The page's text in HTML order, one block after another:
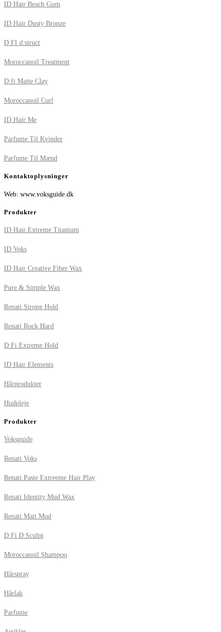
ID Hair Beach Gum
ID Hair Dusty Bronze
D:FI d:struct
Moroccanoil Treatment
D:fi Matte Clay
Moroccanoil Curl
ID Hair Me
Parfume Til Kvinder
Parfume Til Mænd
Kontaktoplysninger
Web: www.voksguide.dk
Produkter
ID Hair Extreme Titanium
ID Voks
ID Hair Creative Fiber Wax
Pure & Simple Wax
Renati Strong Hold
Renati Rock Hard
D:Fi Extreme Hold
ID Hair Elements
Hårprodukter
Hudpleje
Produkter
Voksguide
Renati Voks
Renati Paste Extreeme Hair Play
Renati Identity Mud Wax
Renati Matt Mud
D:Fi D:Sculpt
Moroccanoil Shampoo
Hårspray
Hårlak
Parfume